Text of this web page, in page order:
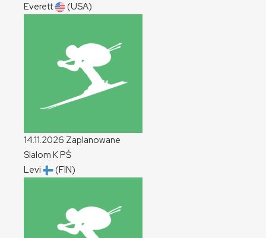
Everett
(USA)
14.11.2026 Zaplanowane
Slalom KPŚ
Levi
(FIN)